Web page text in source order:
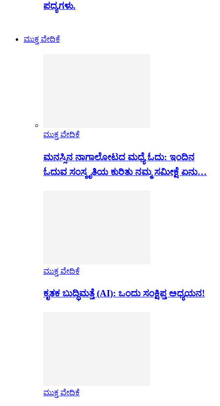
ಪದ್ಯಗಳು.
ಮುಕ್ತ ವೇದಿಕೆ
ಮುಕ್ತ ವೇದಿಕೆ
ಮನಸ್ಸಿನ ನಾಗಾಲೋಟದ ಮಧ್ಯೆ ಓದು: ಇಂದಿನ
ಓದುವ ಸಂಸ್ಕೃತಿಯ ಕುರಿತು ನಮ್ಮ ಸಮೀಕ್ಷೆ ಏನು…
ಮುಕ್ತ ವೇದಿಕೆ
ಕೃತಕ ಬುದ್ಧಿಮತ್ತೆ (AI): ಒಂದು ಸಂಕ್ಷಿಪ್ತ ಅಧ್ಯಯನ!
ಮುಕ್ತ ವೇದಿಕೆ